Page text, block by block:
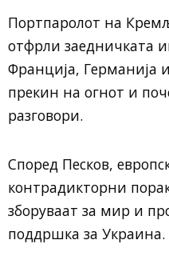
Портпаролот на
отфрли заедничката
Франција, Германија
прекин на огнот и
разговори.
Според Песков,
контрадикторни
зборуваат за мир и
поддршка за Украина.